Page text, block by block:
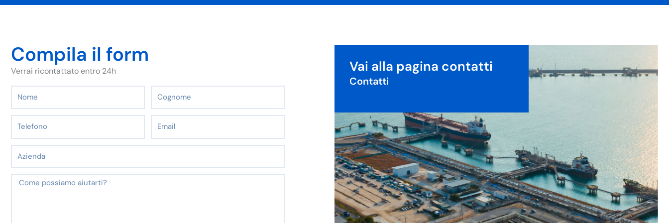
Compila il form
Verrai ricontattato entro 24h
Telefono Email
Messaggio
Vai alla pagina contatti
Contatti